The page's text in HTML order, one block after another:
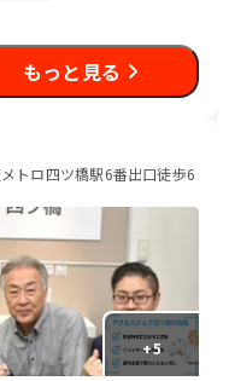
もっと見る
トロ四ツ橋駅6番出口徒歩6
+5